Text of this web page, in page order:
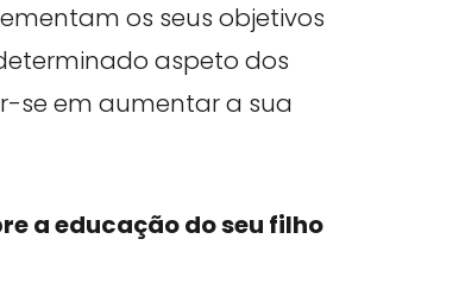
os seus objetivos
aspeto dos
se em aumentar a sua
a educação do seu filho